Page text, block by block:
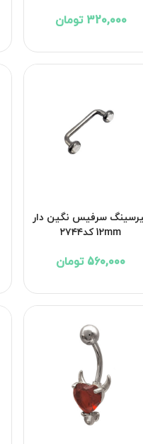
320,000 تومان
سرفیس نگین دار
12mm کد۲۷۴۴
560,000 تومان